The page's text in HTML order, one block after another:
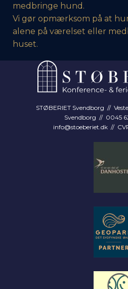
medbringe hund.
Vi gør opmærksom på at
alene på værelset eller
huset.
STØBERIET Svendborg //
Svendborg // 0045
info@stoeberiet.dk //